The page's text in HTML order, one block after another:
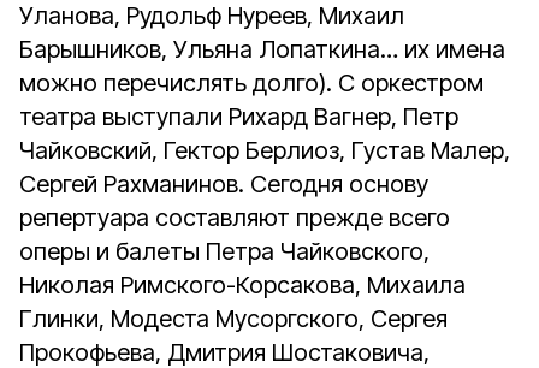
Уланова, Рудольф Нуреев, Михаил
Барышников, Ульяна Лопаткина… их имена
можно перечислять долго). С оркестром
театра выступали Рихард Вагнер, Петр
Чайковский, Гектор Берлиоз, Густав Малер,
Сергей Рахманинов. Сегодня основу
репертуара составляют прежде всего
оперы и балеты Петра Чайковского,
Николая Римского-Корсакова, Михаила
Глинки, Модеста Мусоргского, Сергея
Прокофьева, Дмитрия Шостаковича,